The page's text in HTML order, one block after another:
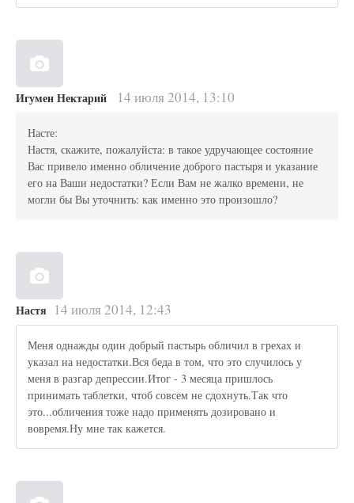
Игумен Нектарий 14 июля 2014, 13:10
Насте:
Настя, скажите, пожалуйста: в такое удручающее состояние
Вас привело именно обличение доброго пастыря и указание
его на Ваши недостатки? Если Вам не жалко времени, не
могли бы Вы уточнить: как именно это произошло?
Настя 14 июля 2014, 12:43
Меня однажды один добрый пастырь обличил в грехах и
указал на недостатки.Вся беда в том, что это случилось у
меня в разгар депрессии.Итог - 3 месяца пришлось
принимать таблетки, чтоб совсем не сдохнуть.Так что
это...обличения тоже надо применять дозировано и
вовремя.Ну мне так кажется.